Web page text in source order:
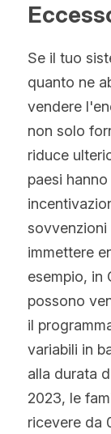
Se il tuo
quanto ne
vendere
non solo
riduce
paesi
sovvenzioni
immettere
esempio, in
possono
il
variabili in
alla durata
2023, le
ricevere da